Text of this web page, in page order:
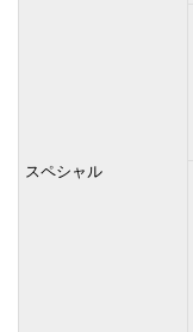
スペシャル